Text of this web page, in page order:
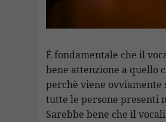
É fondamentale che il
bene attenzione a quello
perchè viene ovviamente
tutte le persone presenti
Sarebbe bene che il